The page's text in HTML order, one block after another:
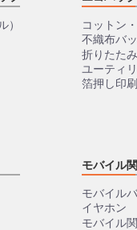
）
コットン
不織布バ
折りたた
ユーティ
箔押し印
モバイル
モバイル
イヤホン
モバイル